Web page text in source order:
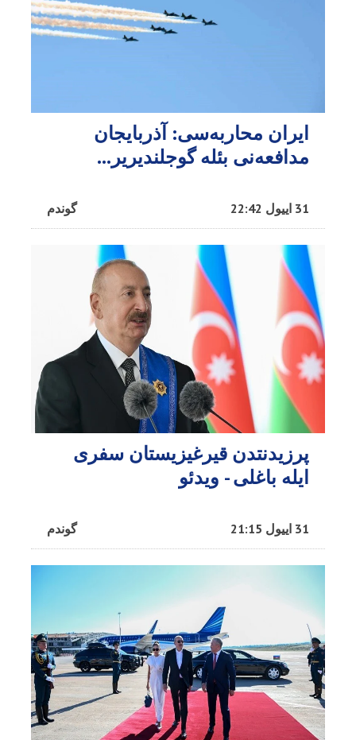
ایران محاربه‌سی: آذربایجان
مدافعه‌نی بئله گوجلندیریر...
گوندم 31 اییول 22:42
پرزیدنتدن قیرغیزیستان سفری
ایله باغلی - ویدئو
گوندم 31 اییول 21:15